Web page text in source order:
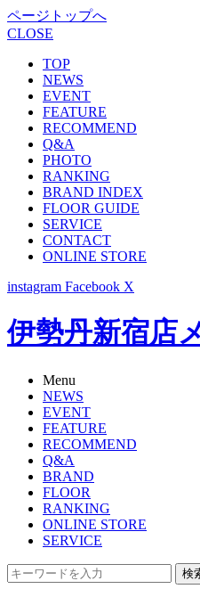
ページトップへ
CLOSE
TOP
NEWS
EVENT
FEATURE
RECOMMEND
Q&A
PHOTO
RANKING
BRAND INDEX
FLOOR GUIDE
SERVICE
CONTACT
ONLINE STORE
instagram Facebook X
伊勢丹新宿店
Menu
NEWS
EVENT
FEATURE
RECOMMEND
Q&A
BRAND
FLOOR
RANKING
ONLINE STORE
SERVICE
検